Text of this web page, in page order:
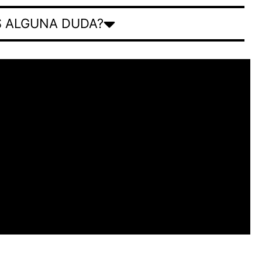
ALGUNA DUDA?